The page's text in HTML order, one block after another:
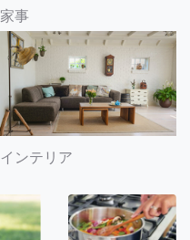
家事
インテリア